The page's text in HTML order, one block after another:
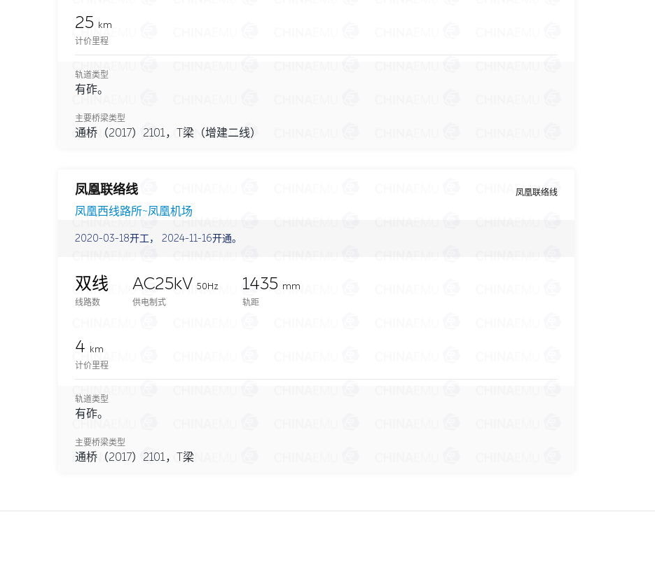
25 km
计价里程
轨道类型
有砟。
主要桥梁类型
通桥（2017）2101，T梁（增建二线）
凤凰联络线
凤凰联络线
凤凰西线路所~凤凰机场
2020-03-18开工， 2024-11-16开通。
双线
线路数
AC25kV 50Hz
供电制式
1435 mm
轨距
4 km
计价里程
轨道类型
有砟。
主要桥梁类型
通桥（2017）2101，T梁